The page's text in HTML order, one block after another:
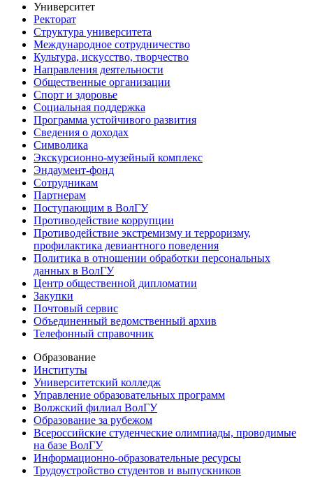
Университет
Ректорат
Структура университета
Международное сотрудничество
Культура, искусство, творчество
Направления деятельности
Общественные организации
Спорт и здоровье
Социальная поддержка
Программа устойчивого развития
Сведения о доходах
Символика
Экскурсионно-музейный комплекс
Эндаумент-фонд
Сотрудникам
Партнерам
Поступающим в ВолГУ
Противодействие коррупции
Противодействие экстремизму и терроризму,
профилактика девиантного поведения
Политика в отношении обработки персональных
данных в ВолГУ
Центр общественной дипломатии
Закупки
Почтовый сервис
Объединенный ведомственный архив
Телефонный справочник
Образование
Институты
Университетский колледж
Управление образовательных программ
Волжский филиал ВолГУ
Образование за рубежом
Всероссийские студенческие олимпиады, проводимые
на базе ВолГУ
Информационно-образовательные ресурсы
Трудоустройство студентов и выпускников